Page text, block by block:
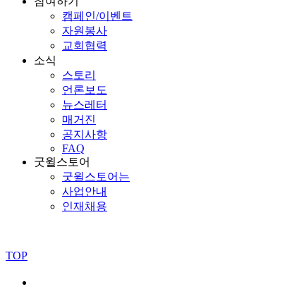
캠페인/이벤트
자원봉사
교회협력
소식
스토리
언론보도
뉴스레터
매거진
공지사항
FAQ
굿윌스토어
굿윌스토어는
사업안내
인재채용
TOP